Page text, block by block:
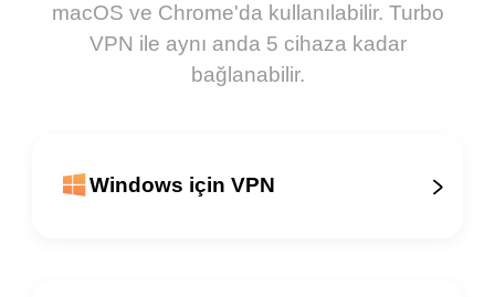
macOS ve Chrome'da kullanılabilir. Turbo
VPN ile aynı anda 5 cihaza kadar
bağlanabilir.
Windows için VPN